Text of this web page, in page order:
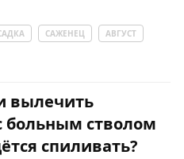
САЖЕНЕЦ
АВГУСТ
вылечить
больным стволом
спиливать?